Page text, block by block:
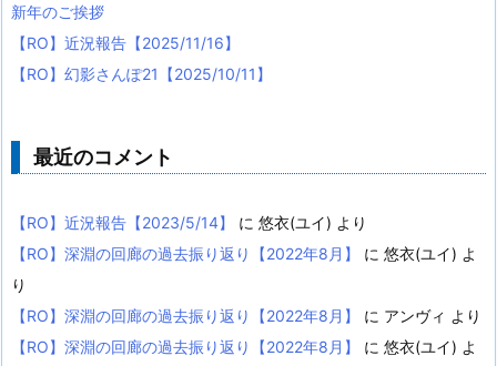
新年のご挨拶
【RO】近況報告【2025/11/16】
【RO】幻影さんぽ21【2025/10/11】
最近のコメント
【RO】近況報告【2023/5/14】 に 悠衣(ユイ) より
【RO】深淵の回廊の過去振り返り【2022年8月】
に 悠衣(ユイ) よ
り
【RO】深淵の回廊の過去振り返り【2022年8月】
に アンヴィ より
【RO】深淵の回廊の過去振り返り【2022年8月】
に 悠衣(ユイ) よ